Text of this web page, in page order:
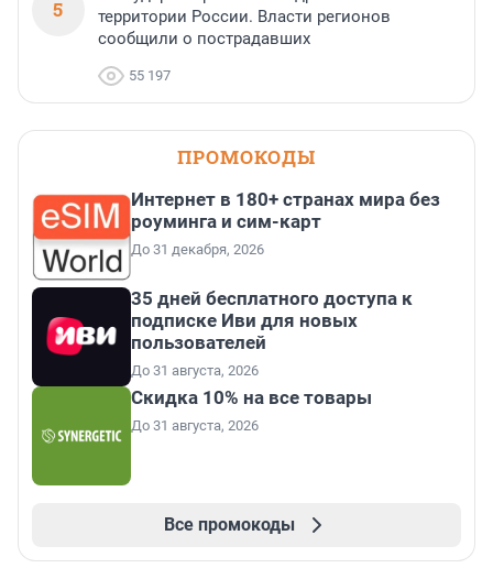
5
территории России. Власти регионов
сообщили о пострадавших
55 197
ПРОМОКОДЫ
Интернет в 180+ странах мира без
роуминга и сим-карт
До 31 декабря, 2026
35 дней бесплатного доступа к
подписке Иви для новых
пользователей
До 31 августа, 2026
Скидка 10% на все товары
До 31 августа, 2026
Все промокоды